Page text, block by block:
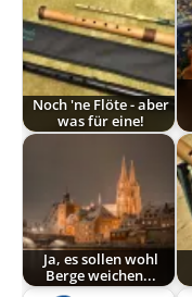
Noch 'ne Flöte - aber
was für eine!
Ja, es sollen wohl
Berge weichen...